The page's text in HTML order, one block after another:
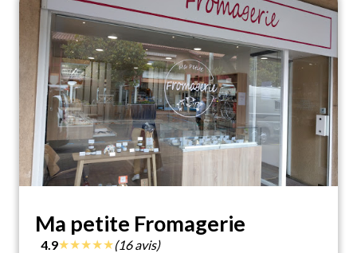
Ma petite Fromagerie
4.9★★★★★(16 avis)